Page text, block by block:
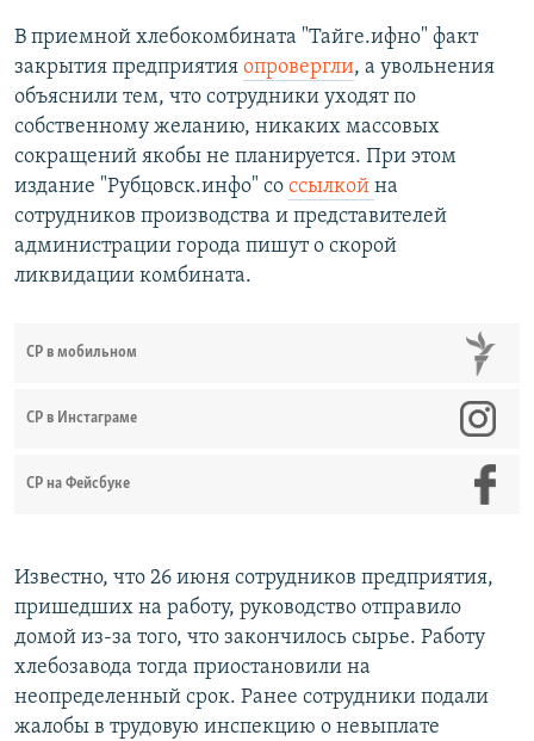
В приемной хлебокомбината "Тайге.ифно" факт
закрытия предприятия опровергли, а увольнения
объяснили тем, что сотрудники уходят по
собственному желанию, никаких массовых
сокращений якобы не планируется. При этом
издание "Рубцовск.инфо" со ссылкой на
сотрудников производства и представителей
администрации города пишут о скорой
ликвидации комбината.
СР в мобильном
СР в Инстаграме
СР на Фейсбуке
Известно, что 26 июня сотрудников предприятия,
пришедших на работу, руководство отправило
домой из-за того, что закончилось сырье. Работу
хлебозавода тогда приостановили на
неопределенный срок. Ранее сотрудники подали
жалобы в трудовую инспекцию о невыплате